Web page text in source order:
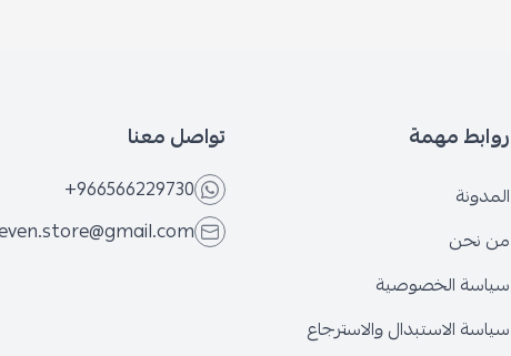
روابط مهمة
المدونة
من نحن
سياسة الخصوصية
سياسة الاستبدال والاسترجاع
تواصل معنا
+966566229730